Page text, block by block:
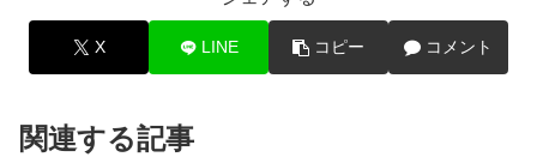
X LINE コピー コメント
関連する記事